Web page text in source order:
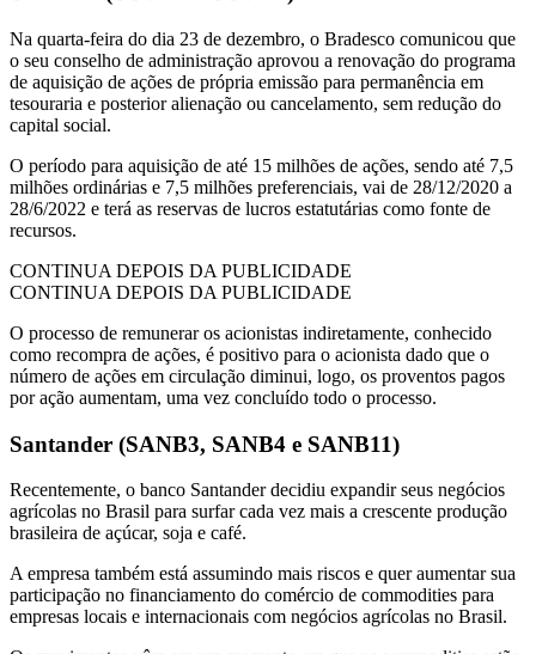
Na quarta-feira do dia 23 de dezembro, o Bradesco comunicou que
o seu conselho de administração aprovou a renovação do programa
de aquisição de ações de própria emissão para permanência em
tesouraria e posterior alienação ou cancelamento, sem redução do
capital social.
O período para aquisição de até 15 milhões de ações, sendo até 7,5
milhões ordinárias e 7,5 milhões preferenciais, vai de 28/12/2020 a
28/6/2022 e terá as reservas de lucros estatutárias como fonte de
recursos.
CONTINUA DEPOIS DA PUBLICIDADE
CONTINUA DEPOIS DA PUBLICIDADE
O processo de remunerar os acionistas indiretamente, conhecido
como recompra de ações, é positivo para o acionista dado que o
número de ações em circulação diminui, logo, os proventos pagos
por ação aumentam, uma vez concluído todo o processo.
Santander (SANB3, SANB4 e SANB11)
Recentemente, o banco Santander decidiu expandir seus negócios
agrícolas no Brasil para surfar cada vez mais a crescente produção
brasileira de açúcar, soja e café.
A empresa também está assumindo mais riscos e quer aumentar sua
participação no financiamento do comércio de commodities para
empresas locais e internacionais com negócios agrícolas no Brasil.